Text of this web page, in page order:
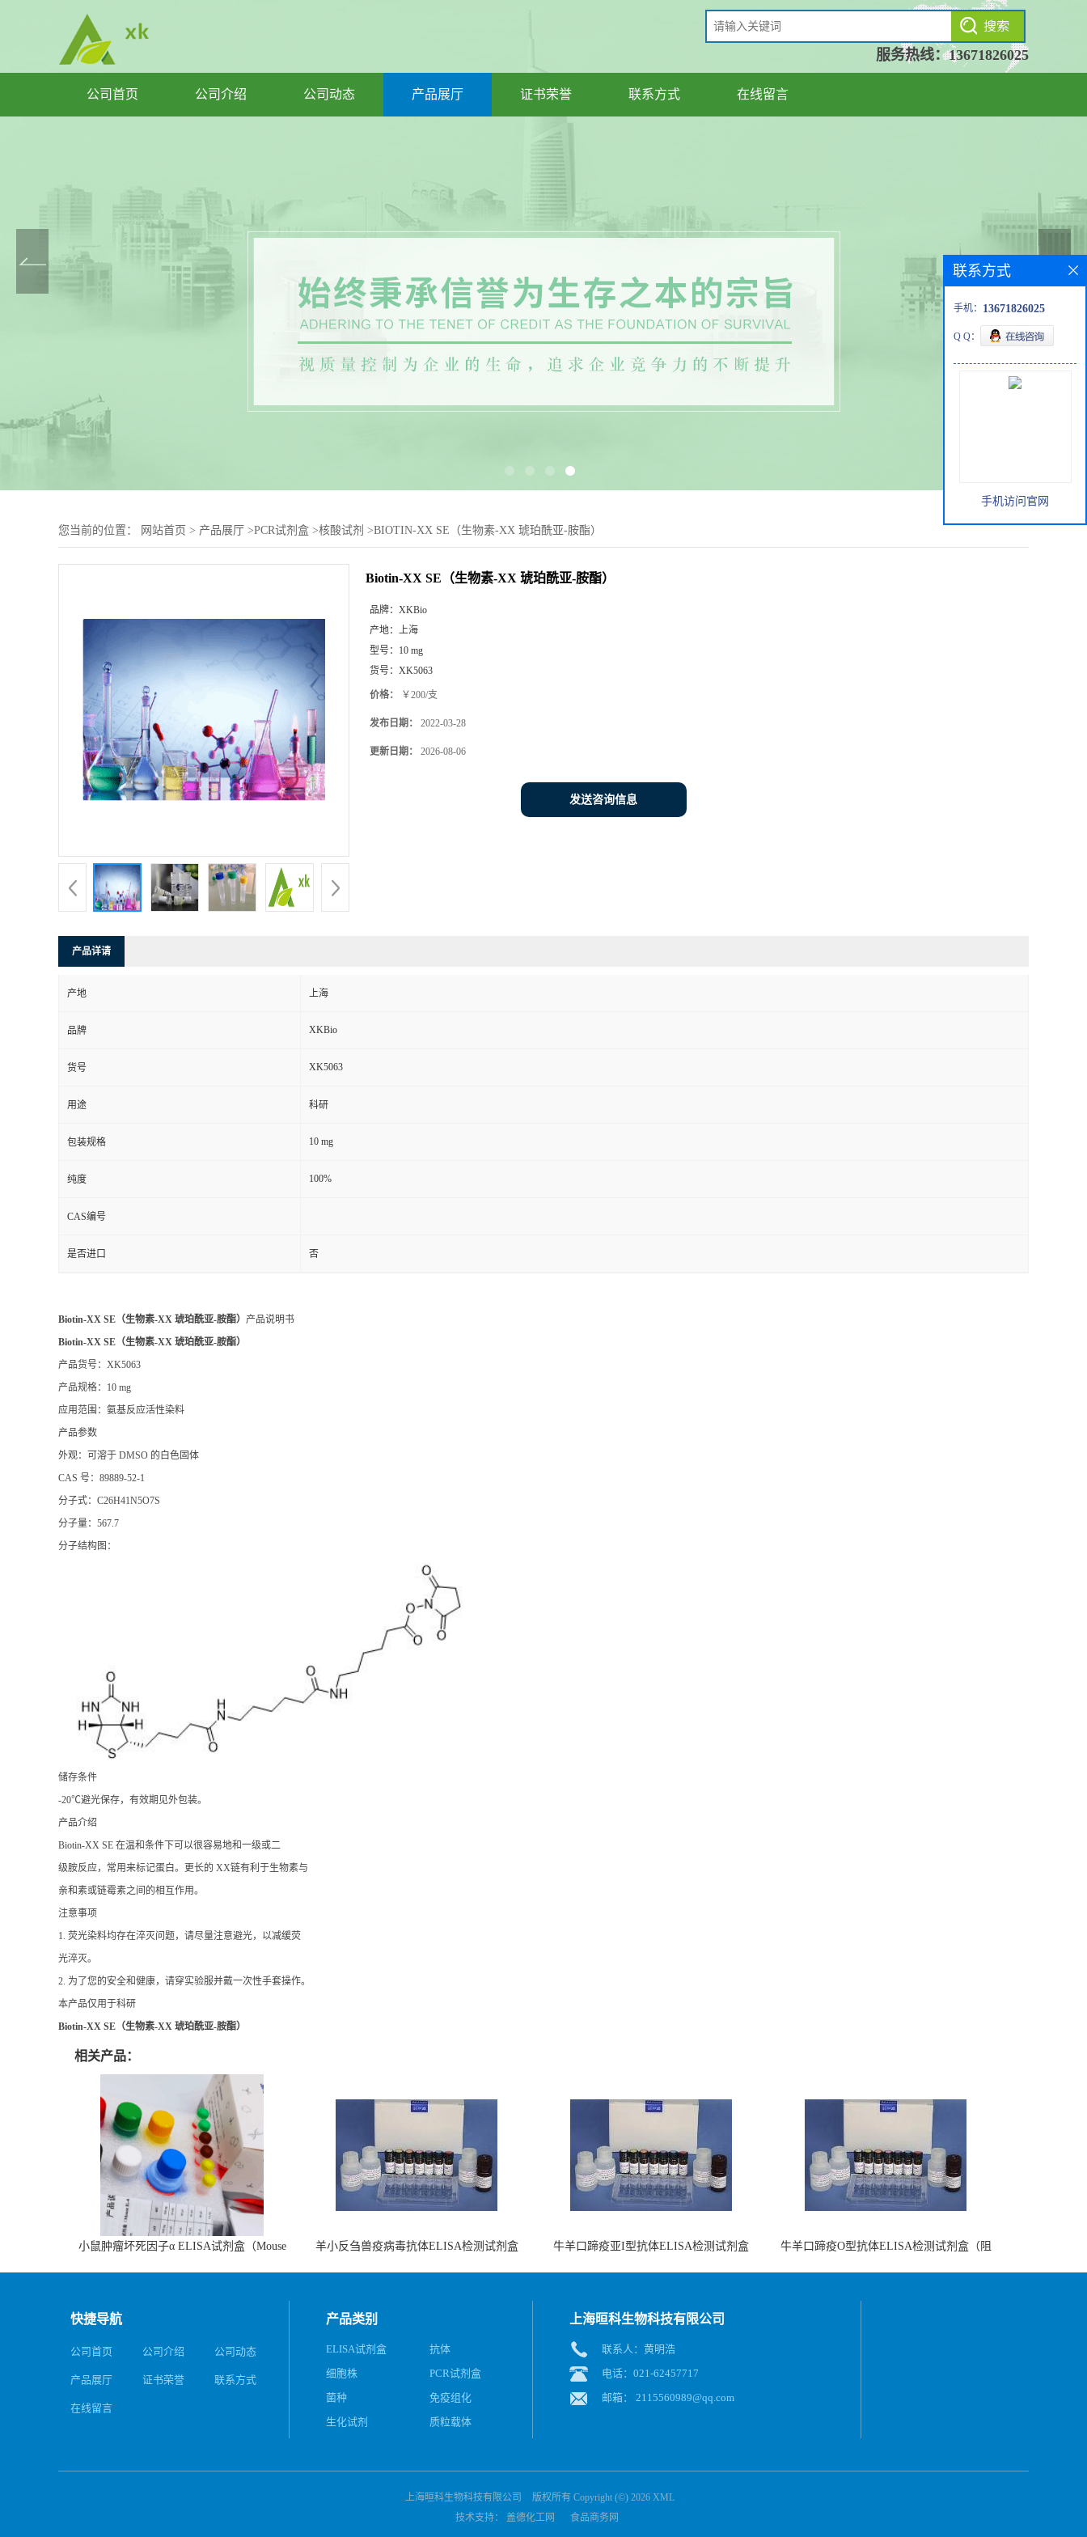
服务热线：13671826025
公司首页 公司介绍 公司动态 产品展厅 证书荣誉 联系方式 在线留言
您当前的位置： 网站首页 > 产品展厅 >PCR试剂盒 >核酸试剂 >BIOTIN-XX SE（生物素-XX 琥珀酰亚-胺酯）
Biotin-XX SE（生物素-XX 琥珀酰亚-胺酯）
品牌： XKBio
产地： 上海
型号： 10 mg
货号： XK5063
价格： ￥200/支
发布日期： 2022-03-28
更新日期： 2026-08-06
发送咨询信息
产品详请
产地 上海
品牌 XKBio
货号 XK5063
用途 科研
包装规格 10 mg
纯度 100%
CAS编号
是否进口 否
Biotin-XX SE（生物素-XX 琥珀酰亚-胺酯） 产品说明书
Biotin-XX SE（生物素-XX 琥珀酰亚-胺酯）
产品货号：XK5063
产品规格：10 mg
应用范围：氨基反应活性染料
产品参数
外观：可溶于 DMSO 的白色固体
CAS 号：89889-52-1
分子式：C26H41N5O7S
分子量：567.7
分子结构图：
储存条件
-20℃避光保存，有效期见外包装。
产品介绍
Biotin-XX SE 在温和条件下可以很容易地和一级或二
级胺反应，常用来标记蛋白。更长的 XX链有利于生物素与
亲和素或链霉素之间的相互作用。
注意事项
1. 荧光染料均存在淬灭问题，请尽量注意避光，以减缓荧
光淬灭。
2. 为了您的安全和健康，请穿实验服并戴一次性手套操作。
本产品仅用于科研
Biotin-XX SE（生物素-XX 琥珀酰亚-胺酯）
相关产品：
小鼠肿瘤坏死因子α ELISA试剂盒（Mouse
羊小反刍兽疫病毒抗体ELISA检测试剂盒
牛羊口蹄疫亚I型抗体ELISA检测试剂盒
牛羊口蹄疫O型抗体ELISA检测试剂盒（阻
联系方式
手机： 13671826025
Q Q：
手机访问官网
快捷导航
公司首页 公司介绍 公司动态
产品展厅 证书荣誉 联系方式
在线留言
产品类别
ELISA试剂盒
抗体
细胞株
PCR试剂盒
菌种
免疫组化
生化试剂
质粒载体
上海晅科生物科技有限公司
联系人：黄明浩
电话：021-62457717
邮箱： 2115560989@qq.com
上海晅科生物科技有限公司 版权所有 Copyright (©) 2026 XML
技术支持： 盖德化工网 食品商务网